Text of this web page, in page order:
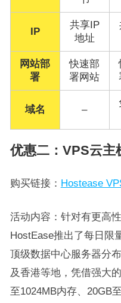
IP
共享IP
地址
网站部
署
快速部
署网站
域名 –
优惠二：VPS云主
购买链接： Hostease
活动内容：针对有更高
HostEase推出了每日限
顶级数据中心服务器分
及香港等地，凭借强大
至1024MB内存、20GB